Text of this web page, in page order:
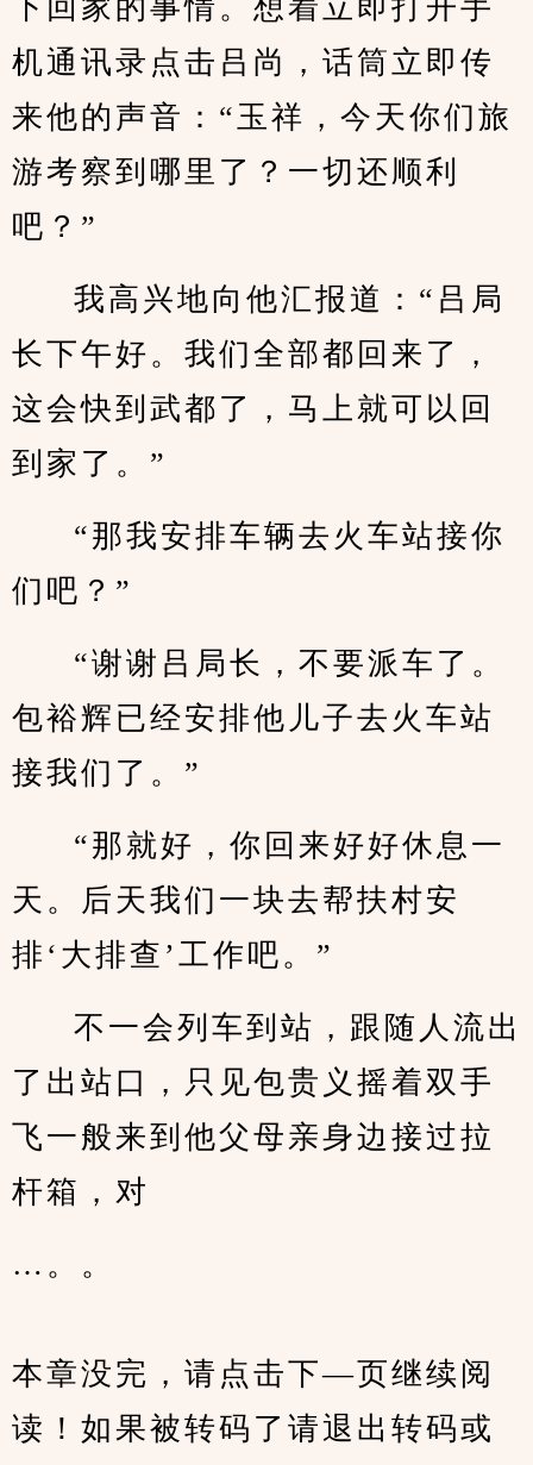
下回家的事情。想着立即打开手
机通讯录点击吕尚，话筒立即传
来他的声音：“玉祥，今天你们旅
游考察到哪里了？一切还顺利
吧？”
我高兴地向他汇报道：“吕局
长下午好。我们全部都回来了，
这会快到武都了，马上就可以回
到家了。”
“那我安排车辆去火车站接你
们吧？”
“谢谢吕局长，不要派车了。
包裕辉已经安排他儿子去火车站
接我们了。”
“那就好，你回来好好休息一
天。后天我们一块去帮扶村安
排‘大排查’工作吧。”
不一会列车到站，跟随人流出
了出站口，只见包贵义摇着双手
飞一般来到他父母亲身边接过拉
杆箱，对
…。。
本章没完，请点击下—页继续阅
读！如果被转码了请退出转码或